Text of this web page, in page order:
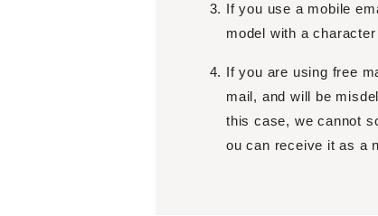
If you use a mobile
model with a
If you are using free
mail, and will be
this case, we cannot
ou can receive it as a